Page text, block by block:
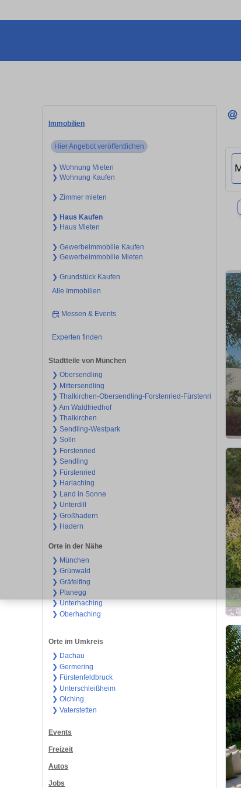
Immobilien
Hier Angebot veröffentlichen
❯ Wohnung Mieten
❯ Wohnung Kaufen
❯ Zimmer mieten
❯ Haus Kaufen
❯ Haus Mieten
❯ Gewerbeimmobilie Kaufen
❯ Gewerbeimmobilie Mieten
❯ Grundstück Kaufen
Alle Immobilien
Messen & Events
Experten finden
Stadtteile von München
❯ Obersendling
❯ Mittersendling
❯ Thalkirchen-Obersendling-Forstenried-Fürstenried-Solln
❯ Am Waldfriedhof
❯ Thalkirchen
❯ Sendling-Westpark
❯ Solln
❯ Forstenried
❯ Sendling
❯ Fürstenried
❯ Harlaching
❯ Land in Sonne
❯ Unterdill
❯ Großhadern
❯ Hadern
Orte in der Nähe
❯ München
❯ Grünwald
❯ Gräfelfing
❯ Planegg
❯ Unterhaching
❯ Oberhaching
Orte im Umkreis
❯ Dachau
❯ Germering
❯ Fürstenfeldbruck
❯ Unterschleißheim
❯ Olching
❯ Vaterstetten
Events
Freizeit
Autos
Jobs